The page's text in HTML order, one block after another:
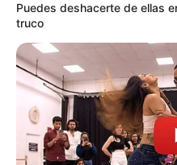
va corrido de este añose
2336 talas preventivas.
“Las lluvias de este año
prolongadas,los suelos
agua, están saturados y
también están saturadas y
ha ocasionado esos
Puedes deshacerte de ellas
truco